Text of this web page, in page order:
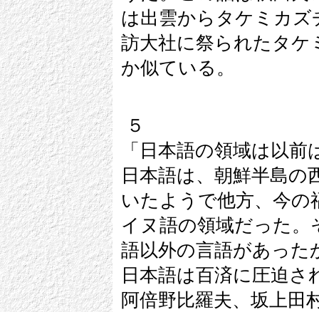
は出雲からタケミカ
訪大社に祭られたタ
か似ている。
５
「日本語の領域は以
日本語は、朝鮮半島の
いたようで他方、今の
イヌ語の領域だった
語以外の言語があった
日本語は百済に圧迫さ
阿倍野比羅夫、坂上田